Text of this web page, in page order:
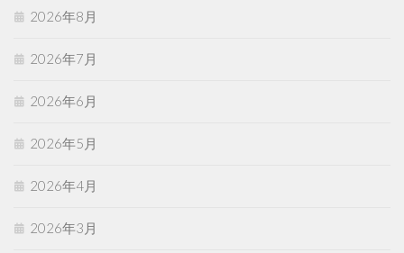
2026年8月
2026年7月
2026年6月
2026年5月
2026年4月
2026年3月